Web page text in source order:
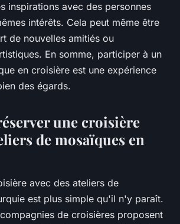
inspirations avec des personnes
intérêts. Cela peut même être
de nouvelles amitiés ou
En somme, participer à un
en croisière est une expérience
des égards.
une croisière
de mosaïques en
avec des ateliers de
est plus simple qu'il n'y paraît.
de croisières proposent